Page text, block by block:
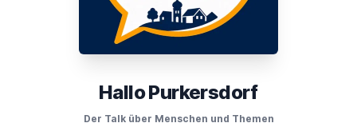
Hallo Purkersdorf
Der Talk über Menschen und Themen